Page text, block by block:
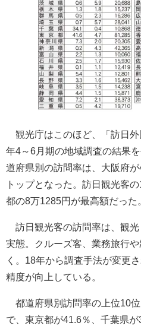
観光庁はこのほど、「訪日
年4～6月期の地域調査の結果
道府県別の訪問率は、大阪府
トップとなった。訪日観光客
都の8万1285円が最高額だった
訪日観光客の訪問率は、観
実態。クルーズ客、業務旅行
く。18年から調査手法が変更
精度が向上している。
都道府県別訪問率の上位10
で、東京都が41.6％、千葉県が